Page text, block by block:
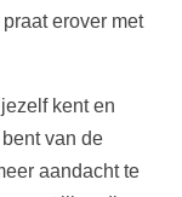
erover met
kent en
van de
aandacht te